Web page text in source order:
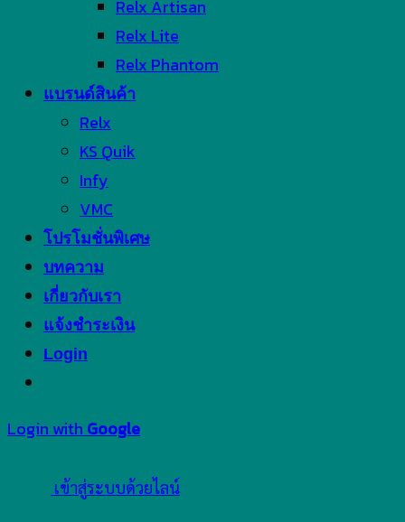
Relx Artisan
Relx Lite
Relx Phantom
แบรนด์สินค้า
Relx
KS Quik
Infy
VMC
โปรโมชั่นพิเศษ
บทความ
เกี่ยวกับเรา
แจ้งชำระเงิน
Login
Login with Google
เข้าสู่ระบบด้วยไลน์